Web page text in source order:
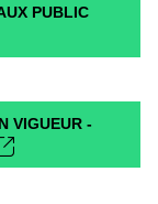
PUBLIC
VIGUEUR -